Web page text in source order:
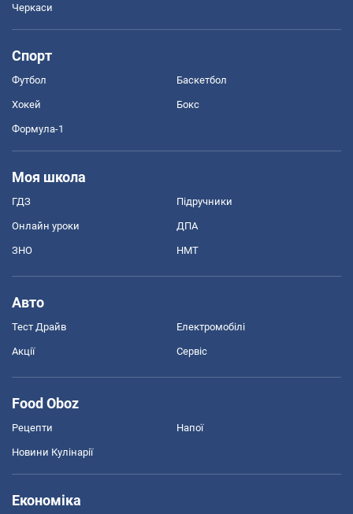
Черкаси
Спорт
Футбол Баскетбол
Хокей Бокс
Формула-1
Моя школа
ГДЗ Підручники
Онлайн уроки ДПА
ЗНО НМТ
Авто
Тест Драйв Електромобілі
Акції Сервіс
Food Oboz
Рецепти Напої
Новини Кулінарії
Економіка